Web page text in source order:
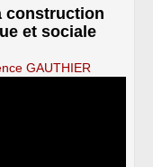
construction
et sociale
GAUTHIER